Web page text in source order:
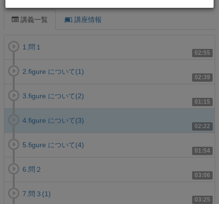
講義一覧 講座情報
02:55
1.問１
02:39
2.figure について(1)
01:15
3.figure について(2)
02:22
4.figure について(3)
01:54
5.figure について(4)
03:06
6.問２
03:25
7.問３(1)